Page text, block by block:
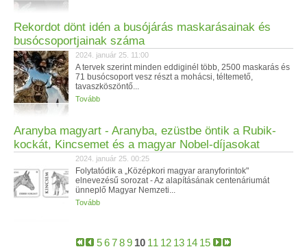
Rekordot dönt idén a busójárás maskarásainak és
busócsoportjainak száma
2024. január 25. 11:00
A tervek szerint minden eddiginél több, 2500 maskarás és
71 busócsoport vesz részt a mohácsi, téltemető,
tavaszköszöntő...
Tovább
Aranyba magyart - Aranyba, ezüstbe öntik a Rubik-
kockát, Kincsemet és a magyar Nobel-díjasokat
2024. január 25. 00:25
Folytatódik a „Középkori magyar aranyforintok"
elnevezésű sorozat - Az alapításának centenáriumát
ünneplő Magyar Nemzeti...
Tovább
56789 10 11 12 13 14 15